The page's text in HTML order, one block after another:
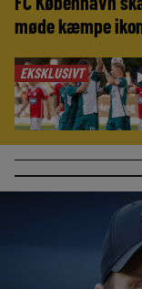
møde kæmpe
EKSKLUSIVT